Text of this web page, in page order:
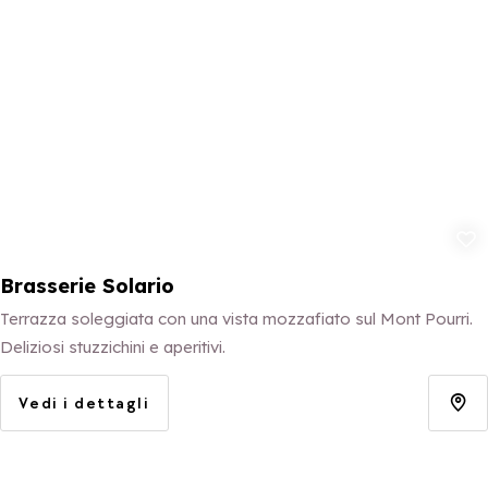
Brasserie Solario
Terrazza soleggiata con una vista mozzafiato sul Mont Pourri.
Deliziosi stuzzichini e aperitivi.
Vedi i dettagli